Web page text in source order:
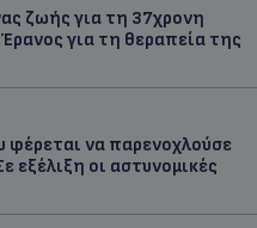
ζωής για τη 37χρονη
για τη θεραπεία της
φέρεται να παρενοχλούσε
εξέλιξη οι αστυνομικές